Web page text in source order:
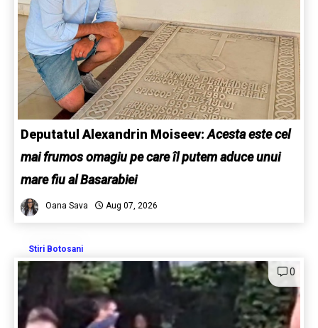
Deputatul Alexandrin Moiseev:Acesta este cel
mai frumos omagiu pe care îl putem aduce unui
mare fiu al Basarabiei
Oana Sava Aug 07, 2026
Stiri Botosani
0